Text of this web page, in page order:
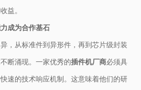
益。
成为合作基石
，从标准件到异形件，再到芯片级封装
断涌现。一家优秀的插件机厂商必须具
速的技术响应机制。这意味着他们的研